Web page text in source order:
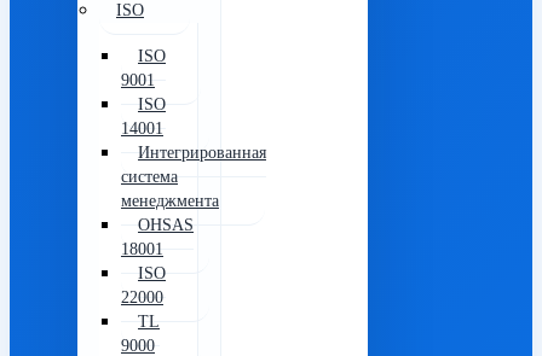
ISO
ISO
9001
ISO
14001
Интегрированная
система
менеджмента
OHSAS
18001
ISO
22000
TL
9000